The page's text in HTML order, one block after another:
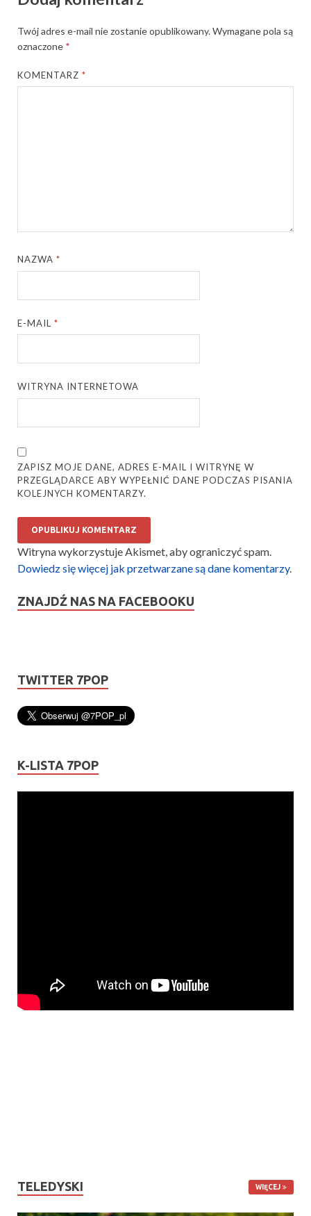
Twój adres e-mail nie zostanie opublikowany.Wymagane pola są
oznaczone *
KOMENTARZ*
NAZWA*
E-MAIL*
WITRYNA INTERNETOWA
ZAPISZ MOJE DANE, ADRES E-MAIL I WITRYNĘ W
PRZEGLĄDARCE ABY WYPEŁNIĆ DANE PODCZAS PISANIA
KOLEJNYCH KOMENTARZY.
Witryna wykorzystuje Akismet, aby ograniczyć spam.
Dowiedz się więcej jak przetwarzane są dane komentarzy.
ZNAJDŹ NAS NA FACEBOOKU
TWITTER 7POP
K-LISTA 7POP
TELEDYSKI WIĘCEJ